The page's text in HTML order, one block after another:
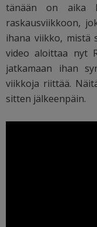
tänään on aika
raskausviikkoon,
ihana viikko, mistä
video aloittaa nyt
jatkamaan ihan
viikkoja riittää.
sitten jälkeenpäin.